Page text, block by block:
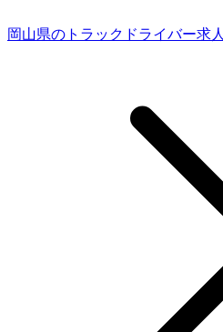
岡山県のトラックドライバー求人